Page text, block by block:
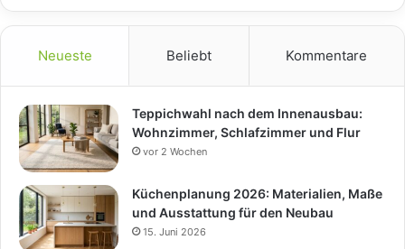
Neueste Beliebt Kommentare
Teppichwahl nach dem Innenausbau:
Wohnzimmer, Schlafzimmer und Flur
vor 2 Wochen
Küchenplanung 2026: Materialien, Maße
und Ausstattung für den Neubau
15. Juni 2026